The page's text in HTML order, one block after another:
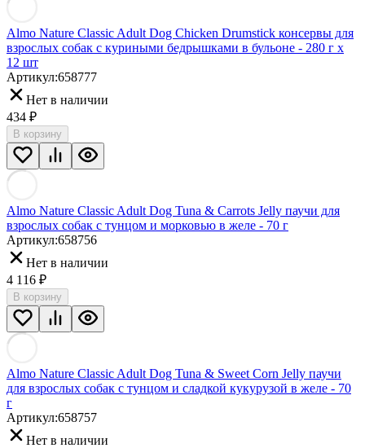
Almo Nature Classic Adult Dog Chicken Drumstick консервы для
взрослых собак с куриными бедрышками в бульоне - 280 г х
12 шт
Артикул:658777
Нет в наличии
434 ₽
В корзину
Almo Nature Classic Adult Dog Tuna & Carrots Jelly паучи для
взрослых собак с тунцом и морковью в желе - 70 г
Артикул:658756
Нет в наличии
4 116 ₽
В корзину
Almo Nature Classic Adult Dog Tuna & Sweet Corn Jelly паучи
для взрослых собак с тунцом и сладкой кукурузой в желе - 70
г
Артикул:658757
Нет в наличии